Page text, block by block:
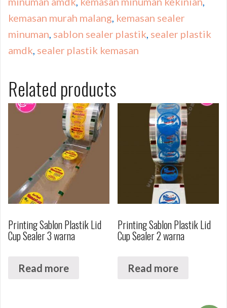
kemasan murah malang kemasan sealer
minuman sablon sealer plastik sealer plastik
amdk sealer plastik kemasan
Related products
Printing Sablon Plastik Lid
Cup Sealer 3 warna
Read more
Printing Sablon Plastik Lid
Cup Sealer 2 warna
Read more